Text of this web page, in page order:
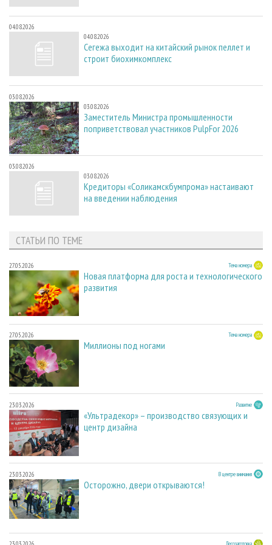
04.08.2026
04.08.2026
Сегежа выходит на китайский рынок пеллет и
строит биохимкомплекс
03.08.2026
03.08.2026
Заместитель Министра промышленности
поприветствовал участников PulpFor 2026
03.08.2026
03.08.2026
Кредиторы «Соликамскбумпрома» настаивают
на введении наблюдения
СТАТЬИ ПО ТЕМЕ
27.05.2026 Тема номера
Новая платформа для роста и технологического
развития
27.05.2026 Тема номера
Миллионы под ногами
23.03.2026 Развитие
«Ультрадекор» – производство связующих и
центр дизайна
23.03.2026 В центре внимания
Осторожно, двери открываются!